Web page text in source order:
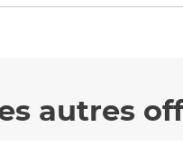
autres